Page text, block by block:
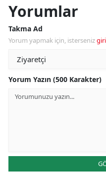
Yorumlar
Takma Ad
Yorum yapmak için, isterseniz
Yorum Yazın (500 Karakter)